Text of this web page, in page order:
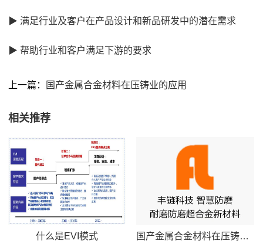
▶ 满足行业及客户在产品设计和新品研发中的潜在需求
▶ 帮助行业和客户满足下游的要求
上一篇： 国产金属合金材料在压铸业的应用
相关推荐
什么是EVI模式 国产金属合金材料在压铸业的应用